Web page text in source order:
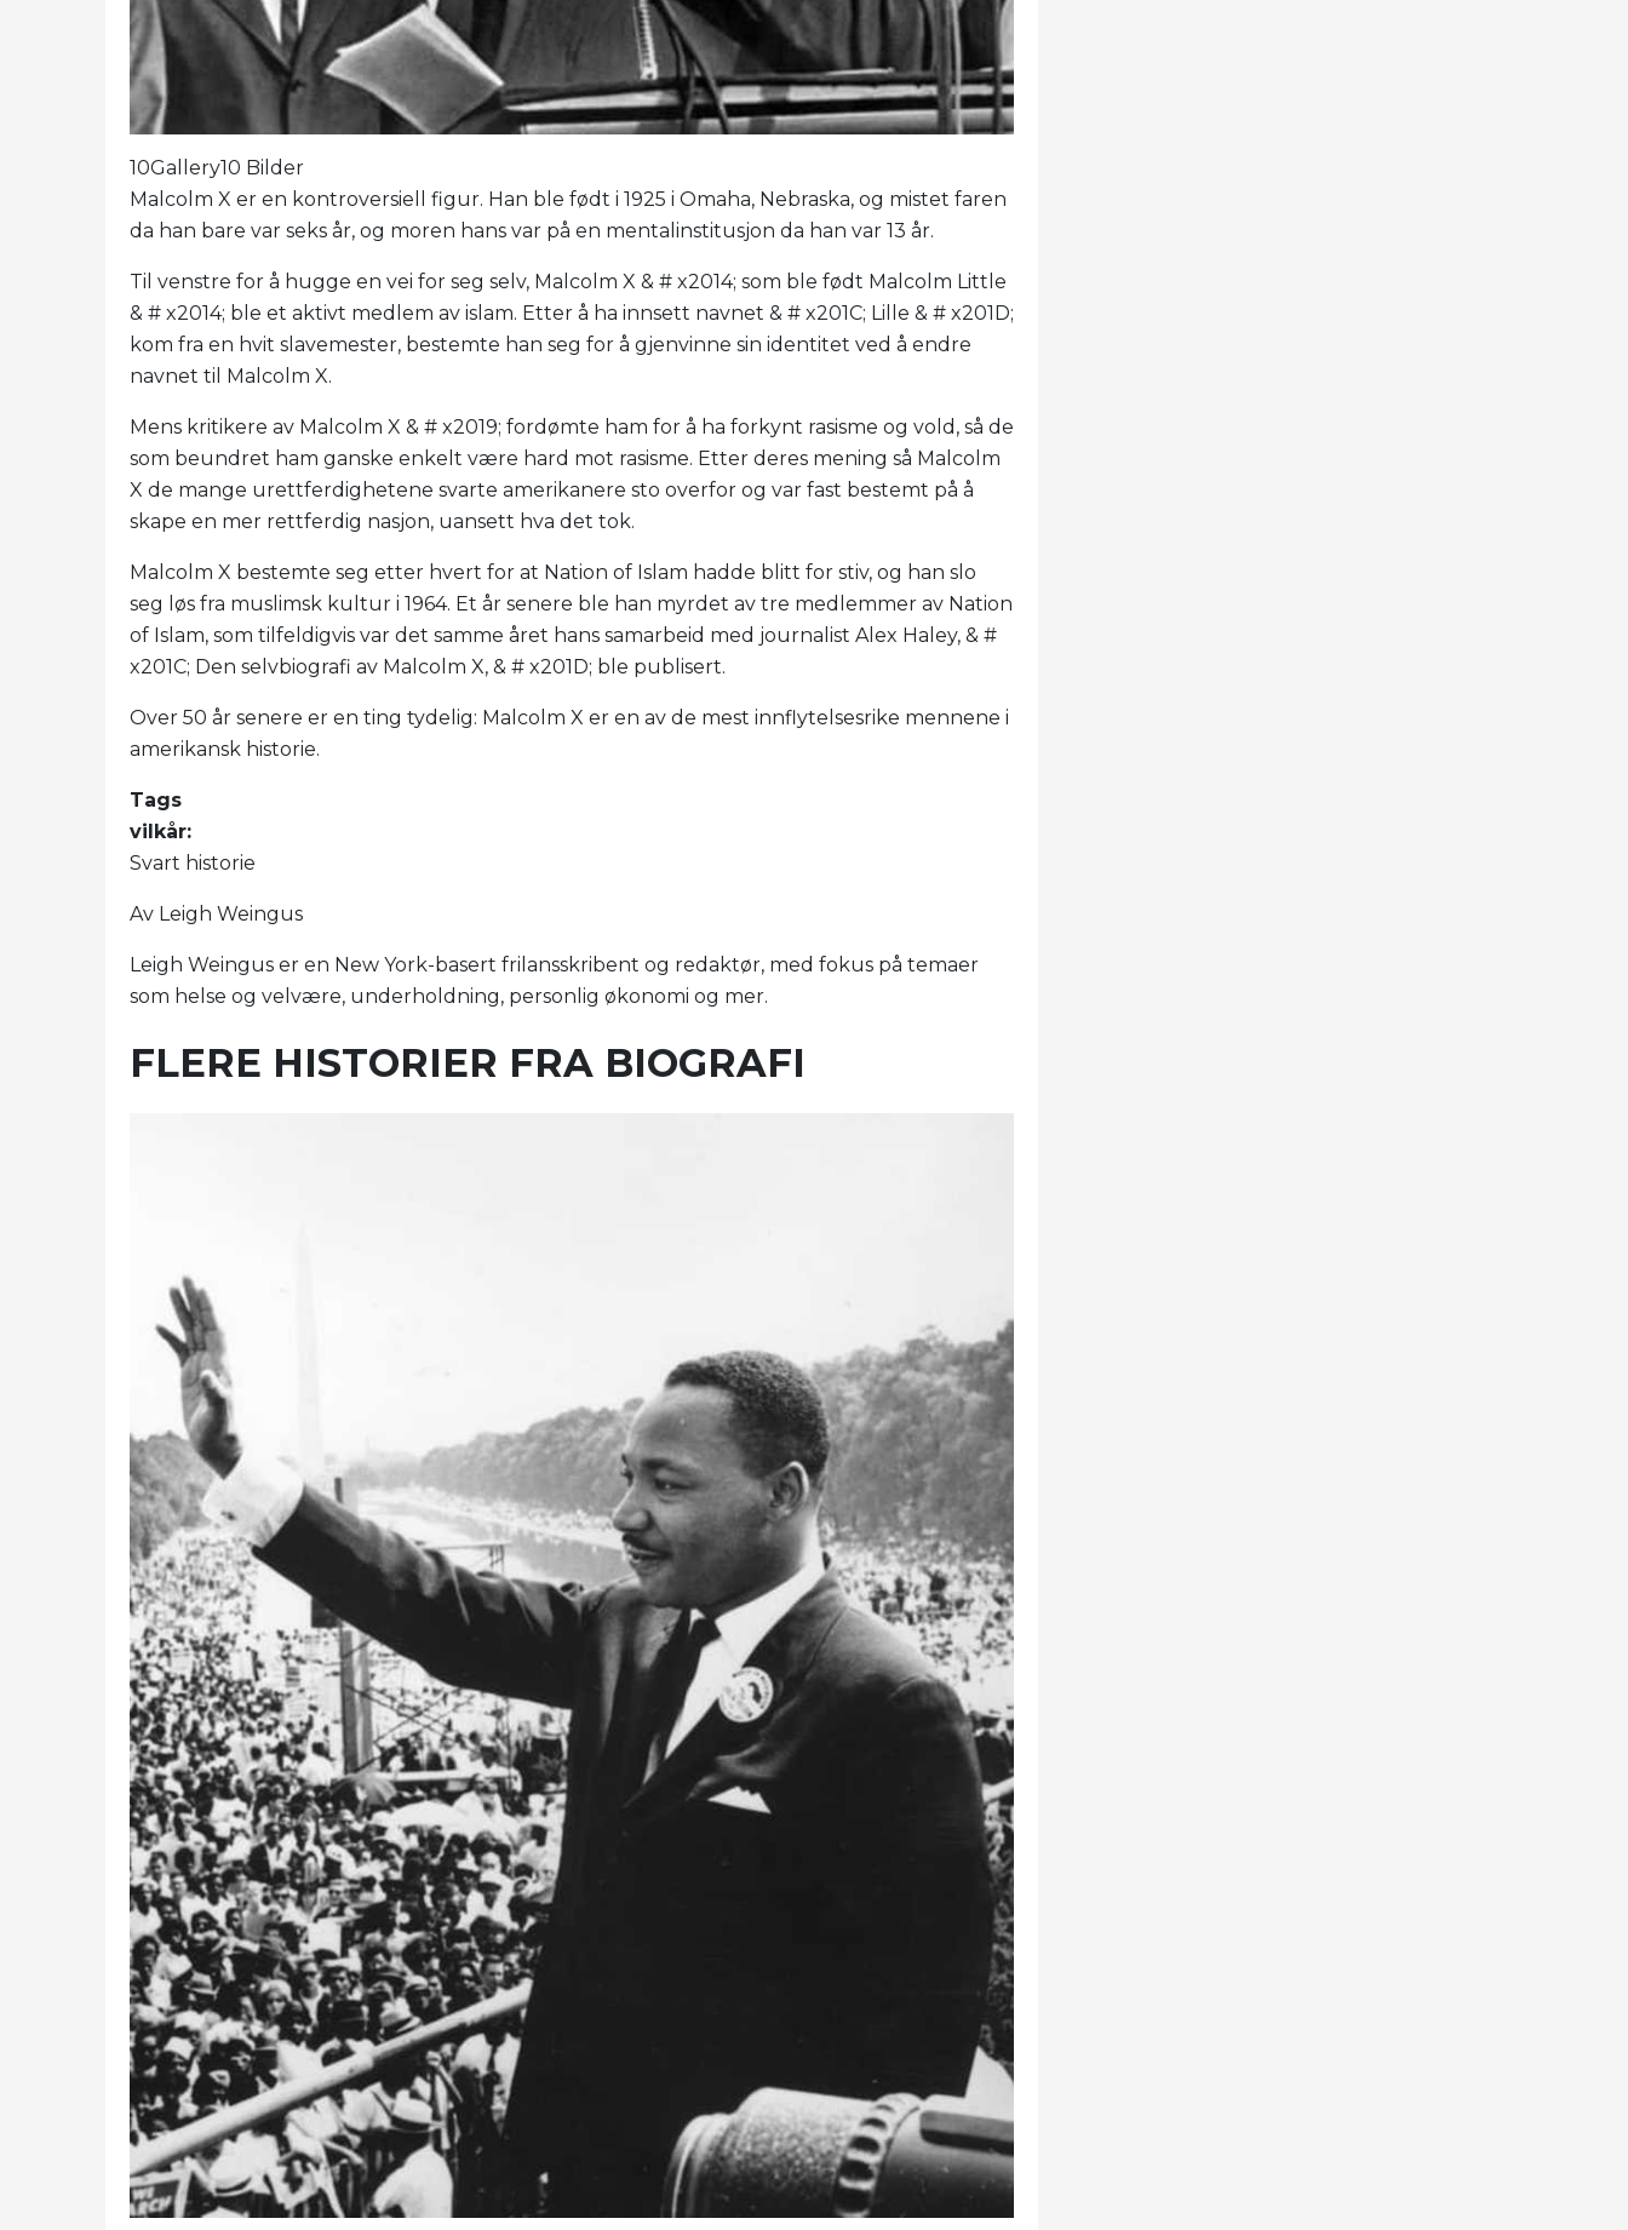
10Gallery10 Bilder
Malcolm X er en kontroversiell figur. Han ble født i 1925 i Omaha, Nebraska, og mistet faren
da han bare var seks år, og moren hans var på en mentalinstitusjon da han var 13 år.
Til venstre for å hugge en vei for seg selv, Malcolm X & # x2014; som ble født Malcolm Little
& # x2014; ble et aktivt medlem av islam. Etter å ha innsett navnet & # x201C; Lille & # x201D;
kom fra en hvit slavemester, bestemte han seg for å gjenvinne sin identitet ved å endre
navnet til Malcolm X.
Mens kritikere av Malcolm X & # x2019; fordømte ham for å ha forkynt rasisme og vold, så de
som beundret ham ganske enkelt være hard mot rasisme. Etter deres mening så Malcolm
X de mange urettferdighetene svarte amerikanere sto overfor og var fast bestemt på å
skape en mer rettferdig nasjon, uansett hva det tok.
Malcolm X bestemte seg etter hvert for at Nation of Islam hadde blitt for stiv, og han slo
seg løs fra muslimsk kultur i 1964. Et år senere ble han myrdet av tre medlemmer av Nation
of Islam, som tilfeldigvis var det samme året hans samarbeid med journalist Alex Haley, & #
x201C; Den selvbiografi av Malcolm X, & # x201D; ble publisert.
Over 50 år senere er en ting tydelig: Malcolm X er en av de mest innflytelsesrike mennene i
amerikansk historie.
Tags
vilkår:
Svart historie
Av Leigh Weingus
Leigh Weingus er en New York-basert frilansskribent og redaktør, med fokus på temaer
som helse og velvære, underholdning, personlig økonomi og mer.
FLERE HISTORIER FRA BIOGRAFI